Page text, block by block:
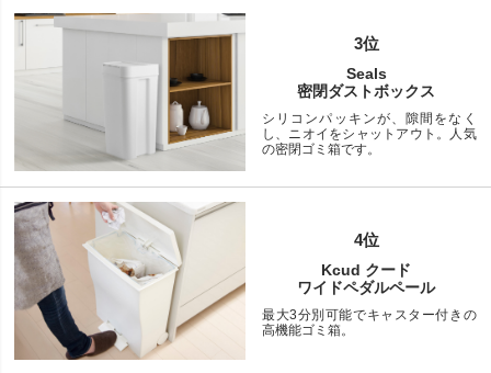
3位
Seals
密閉ダストボックス
シリコンパッキンが、隙間をなく
し、ニオイをシャットアウト。人気
の密閉ゴミ箱です。
4位
Kcud クード
ワイドペダルペール
最大3分別可能でキャスター付きの
高機能ゴミ箱。